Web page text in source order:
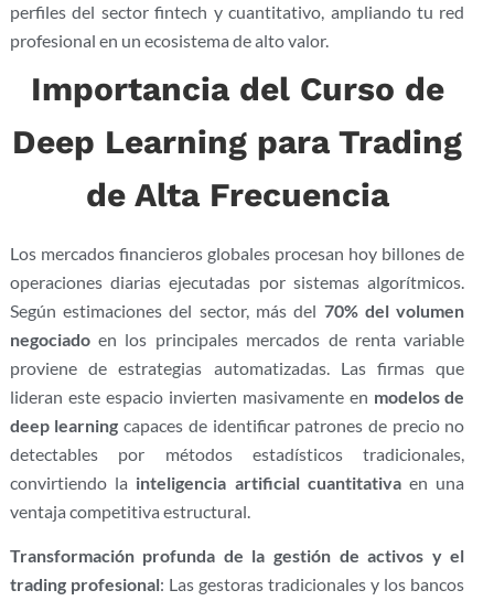
perfiles del sector fintech y cuantitativo, ampliando tu red
profesional en un ecosistema de alto valor.
Importancia del Curso de
Deep Learning para Trading
de Alta Frecuencia
Los mercados financieros globales procesan hoy billones de
operaciones diarias ejecutadas por sistemas algorítmicos.
Según estimaciones del sector, más del 70% del volumen
negociadoen los principales mercados de renta variable
proviene de estrategias automatizadas. Las firmas que
lideran este espacio invierten masivamente en modelos de
deep learning capaces de identificar patrones de precio no
detectables por métodos estadísticos tradicionales,
convirtiendo la inteligencia artificial cuantitativaen una
ventaja competitiva estructural.
Transformación profunda de la gestión de activos y el
trading profesional: Las gestoras tradicionales y los bancos